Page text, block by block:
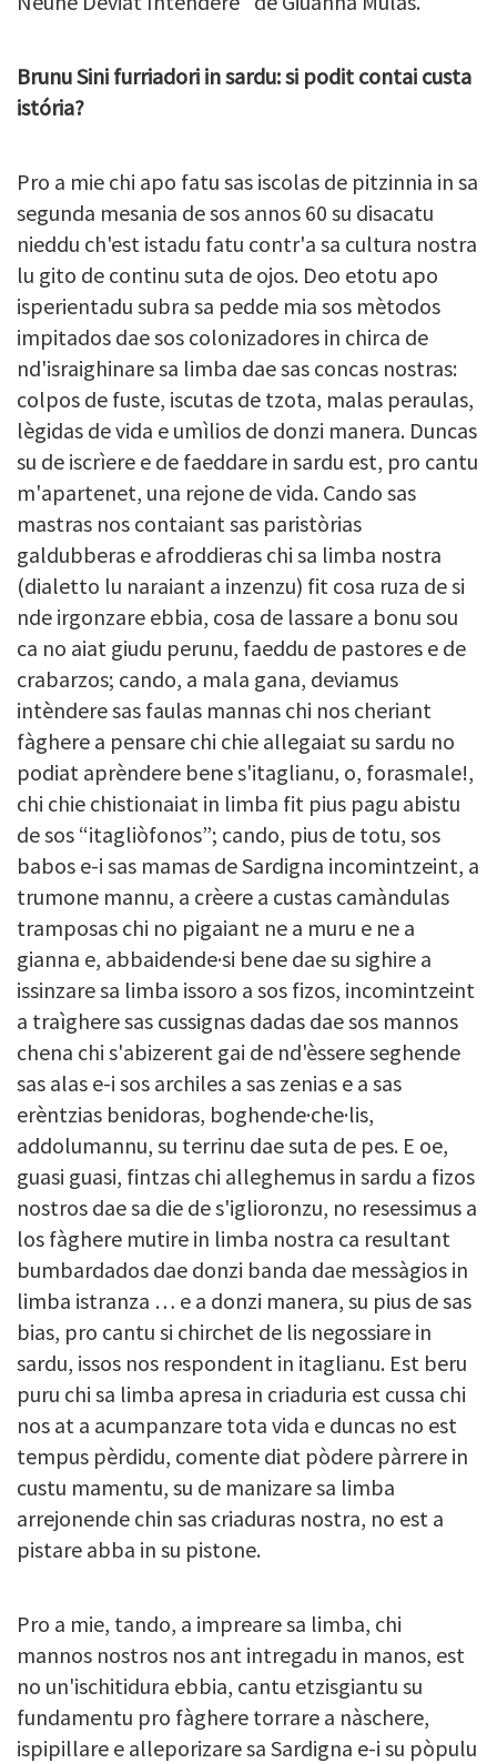
Brunu Sini furriadori in sardu: si podit contai custa
istória?
Pro a mie chi apo fatu sas iscolas de pitzinnia in sa
segunda mesania de sos annos 60 su disacatu
nieddu ch'est istadu fatu contr'a sa cultura nostra
lu gito de continu suta de ojos. Deo etotu apo
isperientadu subra sa pedde mia sos mètodos
impitados dae sos colonizadores in chirca de
nd'israighinare sa limba dae sas concas nostras:
colpos de fuste, iscutas de tzota, malas peraulas,
lègidas de vida e umìlios de donzi manera. Duncas
su de iscrìere e de faeddare in sardu est, pro cantu
m'apartenet, una rejone de vida. Cando sas
mastras nos contaiant sas paristòrias
galdubberas e afroddieras chi sa limba nostra
(dialetto lu naraiant a inzenzu) fit cosa ruza de si
nde irgonzare ebbia, cosa de lassare a bonu sou
ca no aiat giudu perunu, faeddu de pastores e de
crabarzos; cando, a mala gana, deviamus
intèndere sas faulas mannas chi nos cheriant
fàghere a pensare chi chie allegaiat su sardu no
podiat aprèndere bene s'itaglianu, o, forasmale!,
chi chie chistionaiat in limba fit pius pagu abistu
de sos “itagliòfonos”; cando, pius de totu, sos
babos e-i sas mamas de Sardigna incomintzeint, a
trumone mannu, a crèere a custas camàndulas
tramposas chi no pigaiant ne a muru e ne a
gianna e, abbaidende·si bene dae su sighire a
issinzare sa limba issoro a sos fizos, incomintzeint
a traìghere sas cussignas dadas dae sos mannos
chena chi s'abizerent gai de nd'èssere seghende
sas alas e-i sos archiles a sas zenias e a sas
erèntzias benidoras, boghende·che·lis,
addolumannu, su terrinu dae suta de pes. E oe,
guasi guasi, fintzas chi alleghemus in sardu a fizos
nostros dae sa die de s'iglioronzu, no resessimus a
los fàghere mutire in limba nostra ca resultant
bumbardados dae donzi banda dae messàgios in
limba istranza … e a donzi manera, su pius de sas
bias, pro cantu si chirchet de lis negossiare in
sardu, issos nos respondent in itaglianu. Est beru
puru chi sa limba apresa in criaduria est cussa chi
nos at a acumpanzare tota vida e duncas no est
tempus pèrdidu, comente diat pòdere pàrrere in
custu mamentu, su de manizare sa limba
arrejonende chin sas criaduras nostra, no est a
pistare abba in su pistone.
Pro a mie, tando, a impreare sa limba, chi
mannos nostros nos ant intregadu in manos, est
no un'ischitidura ebbia, cantu etzisgiantu su
fundamentu pro fàghere torrare a nàschere,
ispipillare e alleporizare sa Sardigna e-i su pòpulu